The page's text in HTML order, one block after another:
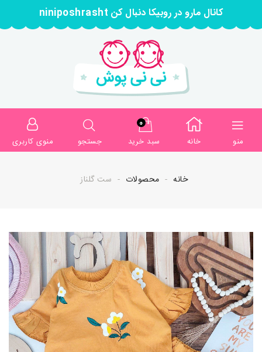
کانال مارو در روبیکا دنبال کن niniposhrasht
منو خانه
0
سبد خرید
جستجو منوی کاربری
خانه محصولات ست گلناز